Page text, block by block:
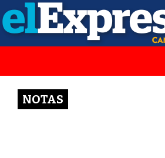
NOTAS